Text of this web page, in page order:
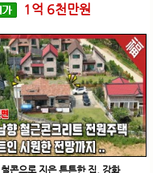
1 억 6천만원
철콘으로 지은 튼튼한 집, 강화